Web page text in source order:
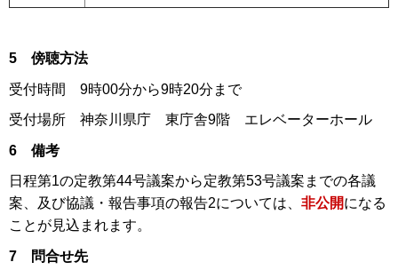
5 傍聴方法
受付時間 9時00分から9時20分まで
受付場所 神奈川県庁 東庁舎9階 エレベーターホール
6 備考
日程第1の定教第44号議案から定教第53号議案までの各議
案、及び協議・報告事項の報告2については、 非公開になる
ことが見込まれます。
7 問合せ先